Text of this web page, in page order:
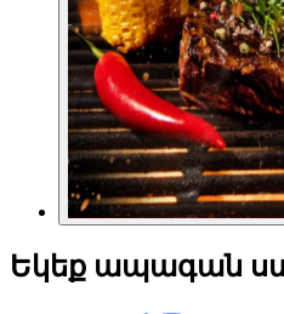
Եկեք ապագան